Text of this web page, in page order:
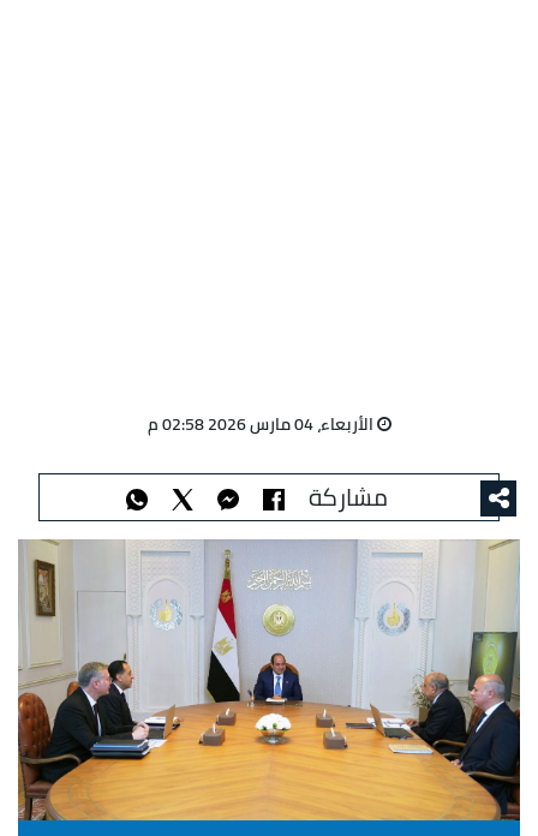
الأربعاء، 04 مارس 2026 02:58 م
مشاركة